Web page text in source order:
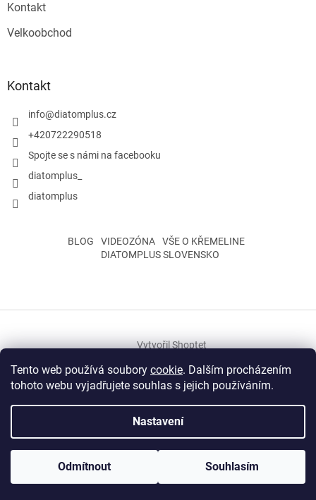
Tento web používá soubory cookie. Dalším procházením
tohoto webu vyjadřujete souhlas s jejich používáním.
Nastavení
Odmítnout Souhlasím
Kontakt
Velkoobchod
Kontakt
info@diatomplus.cz
+420722290518
Spojte se s námi na facebooku
diatomplus_
diatomplus
BLOG VIDEOZÓNA
VŠE O KŘEMELINE
DIATOMPLUS SLOVENSKO
Vytvořil Shoptet
Copyright 2026Rosivka s.r.o.. Všechna práva vyhrazena.Upravit
Křemelina, křemelina, Kremelina, kremelina, Kremelína, kremelína,
Křemelína, křemelína, imunita, superfoods, bylinky, byliny, vitaminy,
vitamíny, kosmetika, doplnky stravy, neem, moringa, dračí krev,
mumio, aloe vera, boswellia, bacopa, výživové doplnky, parazity,